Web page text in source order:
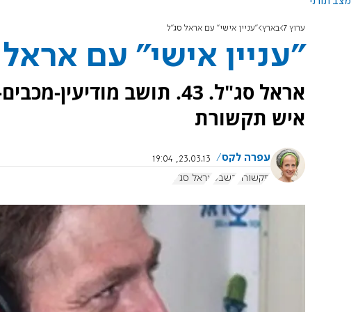
ערוץ 7 בארץ "עניין אישי" עם אראל סג"ל
"עניין אישי" עם
אראל סג"ל. 43. תושב
איש תקשורת
עפרה לקס
23.03.13, 19:04
תקשורת
בשבע אראל סג"ל